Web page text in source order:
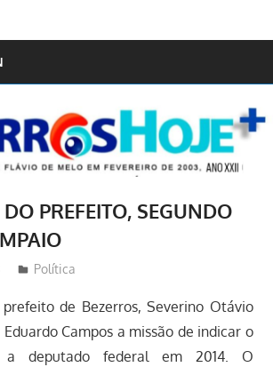
Bezerros
Hoje
PREFEITO, SEGUNDO
Redator
Política
de Bezerros, Severino Otávio
Eduardo Campos a missão de indicar o
a deputado federal em 2014. O